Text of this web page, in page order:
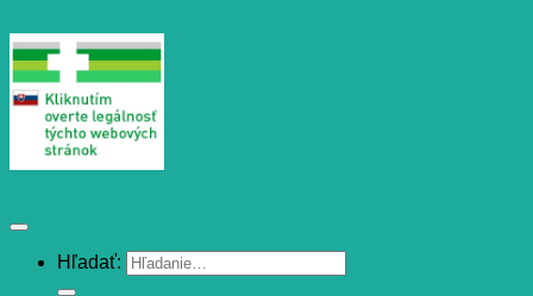
Hľadať: